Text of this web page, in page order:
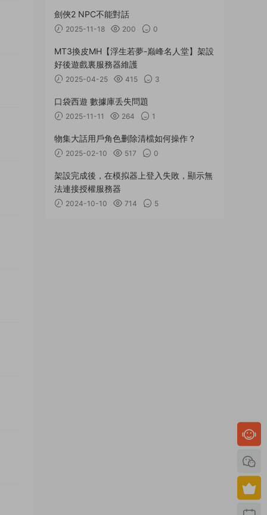
劍俠2 NPC不能對話
2025-11-18 200 0
MT3換皮MH【浮生若夢-巅峰名人堂】架設
好後遊戲裏服務器維護
2025-04-25 415 3
口袋西遊 數據庫丢失問題
2025-11-11 264 1
物集大話用戶角色删除清檔如何操作？
2025-02-10 517 0
架設完成後，在模拟器上登入失敗，顯示無
法連接授權服務器
2024-10-10 714 5